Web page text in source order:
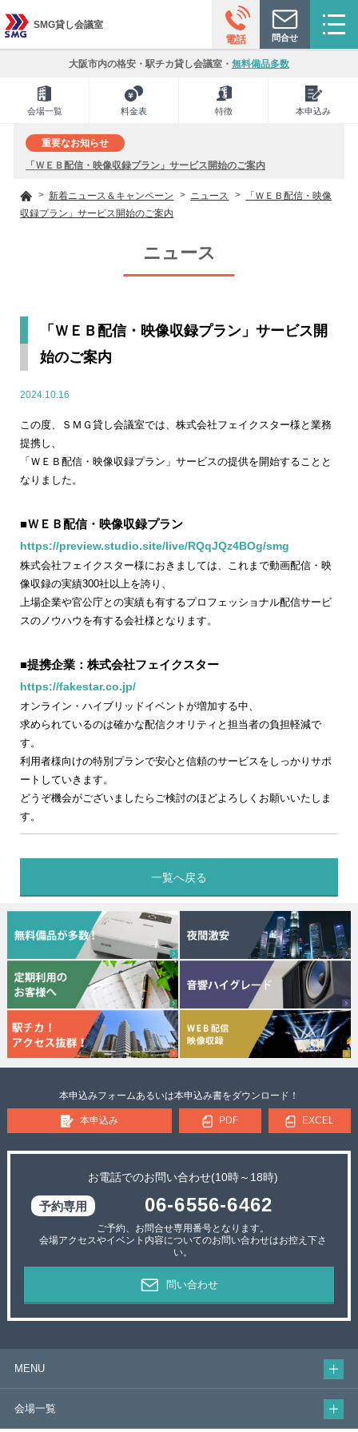
電話 問合せ
SMG貸し会議室
大阪市内の格安・駅チカ貸し会議室・ 無料備品多数
会場一覧 料金表 特徴 本申込み
重要なお知らせ
「ＷＥＢ配信・映像収録プラン」サービス開始のご案内
新着ニュース＆キャンペーン ニュース
「ＷＥＢ配信・映像
収録プラン」サービス開始のご案内
ニュース
「ＷＥＢ配信・映像収録プラン」サービス開
始のご案内
2024.10.16
この度、ＳＭＧ貸し会議室では、株式会社フェイクスター様と業務
提携し、
「ＷＥＢ配信・映像収録プラン」サービスの提供を開始することと
なりました。
■ＷＥＢ配信・映像収録プラン
https://preview.studio.site/live/RQqJQz4BOg/smg
株式会社フェイクスター様におきましては、これまで動画配信・映
像収録の実績300社以上を誇り、
上場企業や官公庁との実績も有するプロフェッショナル配信サービ
スのノウハウを有する会社様となります。
■提携企業：株式会社フェイクスター
https://fakestar.co.jp/
オンライン・ハイブリッドイベントが増加する中、
求められているのは確かな配信クオリティと担当者の負担軽減で
す。
利用者様向けの特別プランで安心と信頼のサービスをしっかりサポ
ートしていきます。
どうぞ機会がございましたらご検討のほどよろしくお願いいたしま
す。
一覧へ戻る
本申込みフォームあるいは本申込み書をダウンロード！
本申込み PDF EXCEL
お電話でのお問い合わせ(10時～18時)
06-6556-6462
ご予約、お問合せ専用番号となります。
会場アクセスやイベント内容についてのお問い合わせはお控え下さ
い。
問い合わせ
MENU
会場一覧